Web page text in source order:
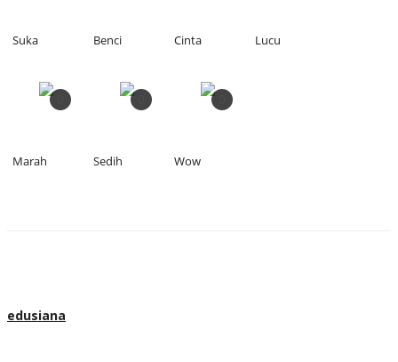
Suka Benci Cinta Lucu
Marah Sedih Wow
edusiana